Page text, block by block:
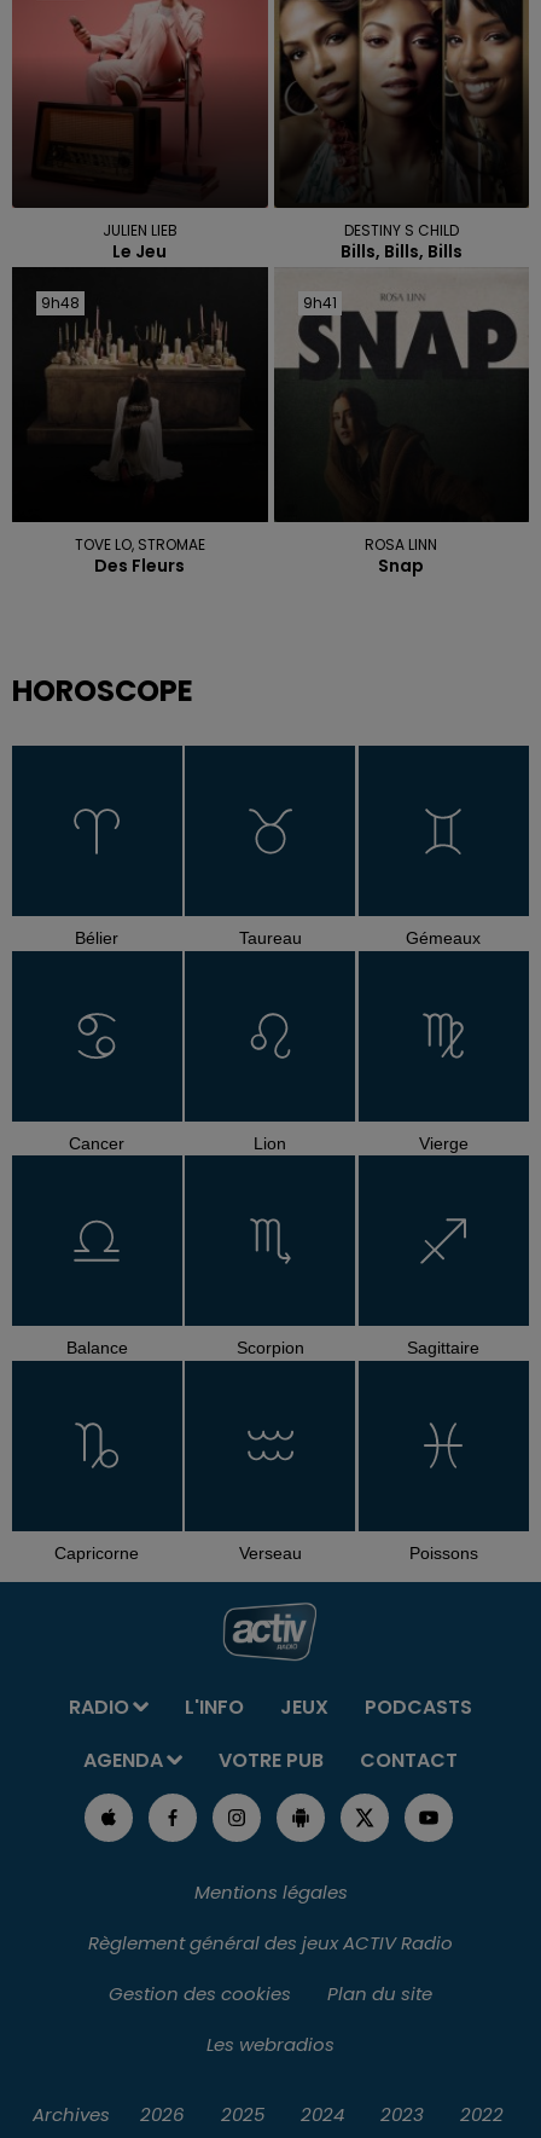
JULIEN LIEB
Le Jeu
DESTINY S CHILD
Bills, Bills, Bills
9h48
9h48
TOVE LO, STROMAE
Des Fleurs
9h41
9h41
ROSA LINN
Snap
HOROSCOPE
Bélier Taureau Gémeaux
Cancer Lion Vierge
Balance Scorpion Sagittaire
Capricorne Verseau Poissons
RADIO L'INFO JEUX
PODCASTS
AGENDA
VOTRE PUB CONTACT
Mentions légales
Règlement général des jeux ACTIV Radio
Gestion des cookies
Plan du site
Les webradios
Archives 2026 2025 2024 2023 2022